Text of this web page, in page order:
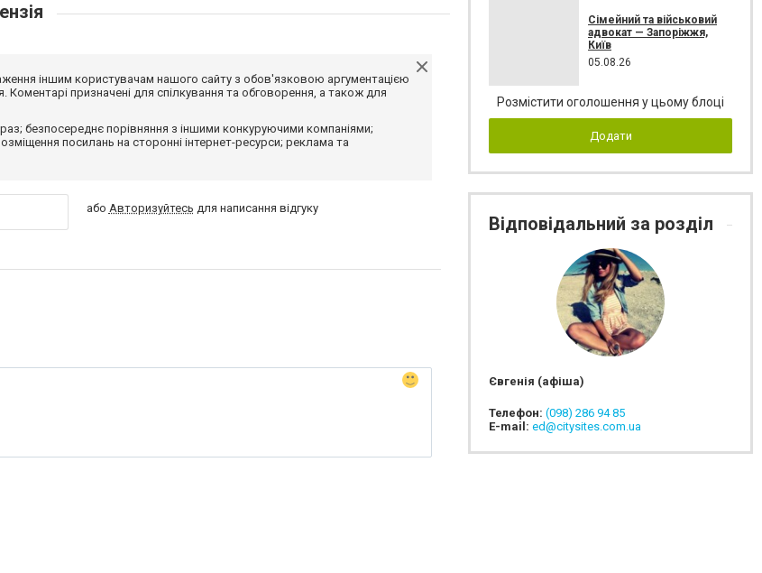
іншим користувачам нашого сайту з обов'язковою аргументацією
призначені для спілкування та обговорення, а також для
безпосереднє порівняння з іншими конкуруючими компаніями;
посилань на сторонні інтернет-ресурси; реклама та
або Авторизуйтесь для написання відгуку
Сімейний та військовий
адвокат — Запоріжжя,
Київ
05.08.26
Розмістити оголошення у цьому блоці
Додати
Відповідальний за розділ
Євгенія (афіша)
Телефон: (098) 286 94 85
E-mail: ed@citysites.com.ua